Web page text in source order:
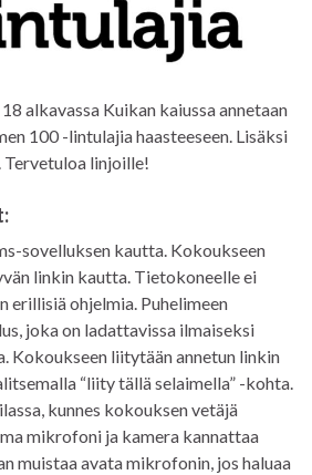
alkavassa Kuikan kaiussa annetaan
100 -lintulajia haasteeseen. Lisäksi
linjoille!
sovelluksen kautta. Kokoukseen
linkin kautta. Tietokoneelle ei
erillisiä ohjelmia. Puhelimeen
joka on ladattavissa ilmaiseksi
Kokoukseen liitytään annetun linkin
“liity tällä selaimella” -kohta.
kunnes kokouksen vetäjä
mikrofoni ja kamera kannattaa
muistaa avata mikrofonin, jos haluaa